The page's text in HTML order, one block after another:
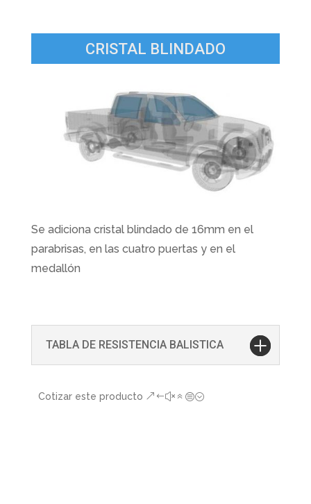
CRISTAL BLINDADO
Se adiciona cristal blindado de 16mm en el
parabrisas, en las cuatro puertas y en el
medallón
TABLA DE RESISTENCIA BALISTICA
Cotizar este producto